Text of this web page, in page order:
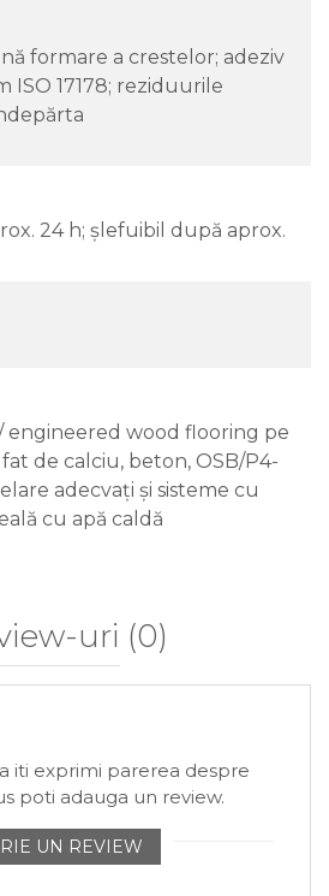
formare a crestelor; adeziv
ISO 17178; reziduurile
24 h; șlefuibil după aprox.
engineered wood flooring pe
de calciu, beton, OSB/P4-
adecvați și sisteme cu
cu apă caldă
uri (0)
iti exprimi parerea despre
poti adauga un review.
UN REVIEW